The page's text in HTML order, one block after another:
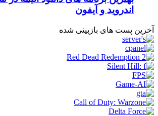
اندروید و آیفون
آخرین پست های بازبینی شده